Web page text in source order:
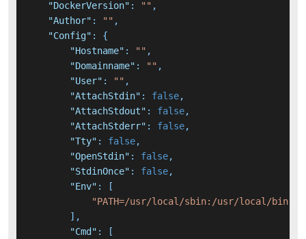
"DockerVersion" : "" ,
"Author" : "" ,
"Config" :
{
"Hostname" : "" ,
"Domainname" : "" ,
"User" : "" ,
"AttachStdin" : false,
"AttachStdout" : false,
"AttachStderr" : false,
"Tty" : false,
"OpenStdin" : false,
"StdinOnce" : false,
"Env" :
[
"PATH=/usr/local/sbin:/usr/local/
] ,
"Cmd" :
[